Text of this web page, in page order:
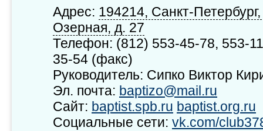
Адрес: 194214, Санкт-
Озерная, д. 27
Телефон: (812) 553-45-78, 553-
35-54 (факс)
Руководитель: Сипко Виктор
Эл. почта: baptizo@mail.ru
Сайт: baptist.spb.ru baptist.org.ru
Социальные сети: vk.com/